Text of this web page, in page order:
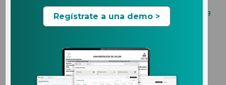
BENEFICIOS DE UN SOFTWARE DE COMERCIO
10.07.2018
aduanero PITA desde su
implementación
Regístrate a una demo >